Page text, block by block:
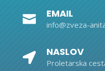
 EMAIL
info@zveza-
 NASLOV
Proletarska